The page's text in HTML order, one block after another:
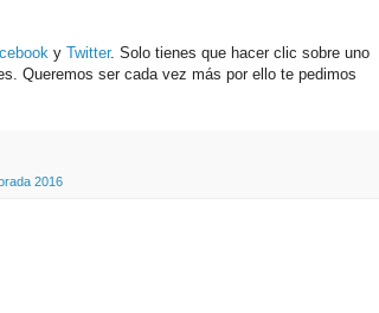
y Twitter. Solo tienes que hacer clic sobre uno
Queremos ser cada vez más por ello te pedimos
2016